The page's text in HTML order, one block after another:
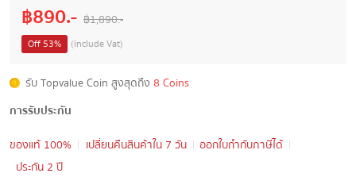
฿890.- ฿1,890.-
Off53% (include Vat)
รับ Topvalue Coin สูงสุดถึง 8 Coins
การรับประกัน
ของแท้ 100%
เปลี่ยนคืนสินค้าใน 7 วัน
ออกใบกำกับภาษีได้
ประกัน 2 ปี